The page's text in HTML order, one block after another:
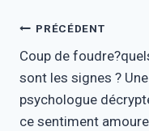
Navigation
de
l’article
PRÉCÉDENT
Coup de
sont les signes ? Une
psychologue
ce sentiment